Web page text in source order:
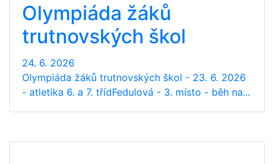
Olympiáda žáků
trutnovských škol
24. 6. 2026
Olympiáda žáků trutnovských škol - 23. 6. 2026
- atletika 6. a 7. třídFedulová - 3. místo - běh na...